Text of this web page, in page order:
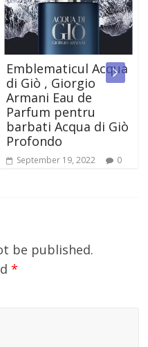
Emblematicul Acqua
di Giò , Giorgio
Armani Eau de
Parfum pentru
barbati Acqua di Giò
Profondo
September 19, 2022 0
be published.
*